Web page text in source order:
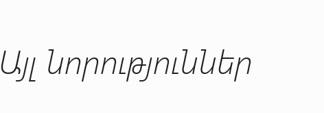
Այլ նորություններ